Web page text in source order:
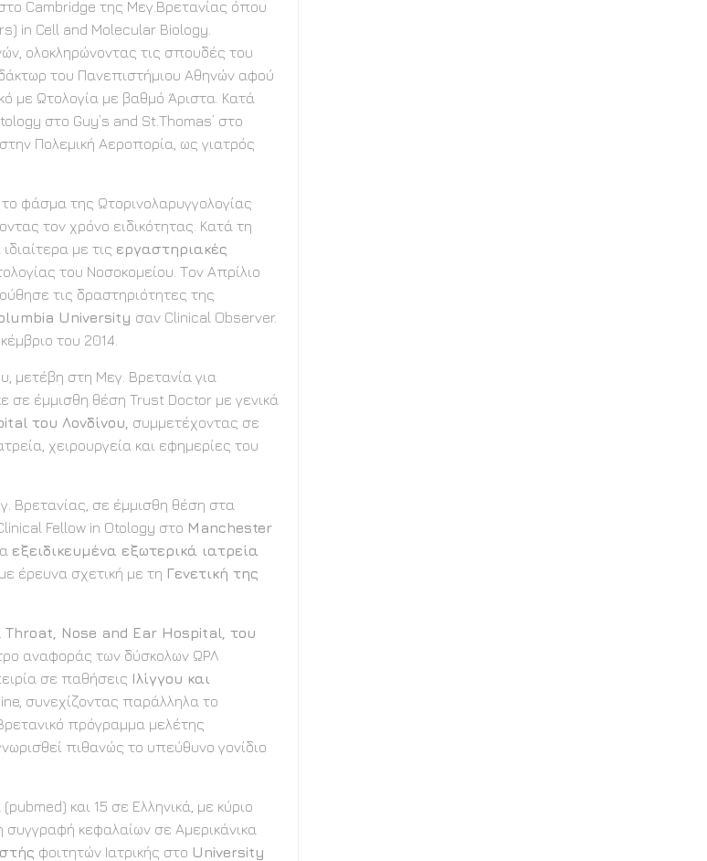
Cambridge της Μεγ.Βρετανίας όπου
in Cell and Molecular Biology.
ολοκληρώνοντας τις σπουδές του
του Πανεπιστήμιου Αθηνών αφού
με Ωτολογία με βαθμό Άριστα. Κατά
στο Guy’s and St.Thomas’ στο
Πολεμική Αεροπορία, ως γιατρός
φάσμα της Ωτορινολαρυγγολογίας
τον χρόνο ειδικότητας. Κατά τη
με τις εργαστηριακές
του Νοσοκομείου. Τον Απρίλιο
τις δραστηριότητες της
University σαν Clinical Observer.
του 2014.
μετέβη στη Μεγ. Βρετανία για
σε έμμισθη θέση Trust Doctor με γενικά
του Λονδίνου, συμμετέχοντας σε
χειρουργεία και εφημερίες του
Βρετανίας, σε έμμισθη θέση στα
Fellow in Otology στο Manchester
εξειδικευμένα εξωτερικά ιατρεία
έρευνα σχετική με τη Γενετική της
Nose and Ear Hospital, του
αναφοράς των δύσκολων ΩΡΛ
σε παθήσεις Ιλίγγου και
συνεχίζοντας παράλληλα το
πρόγραμμα μελέτης
πιθανώς το υπεύθυνο γονίδιο
και 15 σε Ελληνικά, με κύριο
συγγραφή κεφαλαίων σε Αμερικάνικα
φοιτητών Ιατρικής στο University